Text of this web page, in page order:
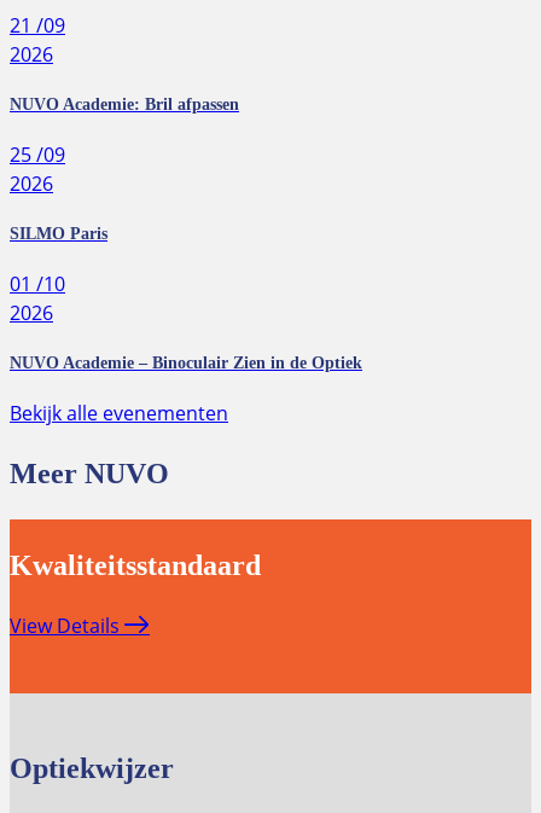
21 /09
2026
NUVO Academie: Bril afpassen
25/09
2026
SILMO Paris
01 /10
2026
NUVO Academie – Binoculair Zien in de Optiek
Bekijk alle evenementen
Meer NUVO
Kwaliteitsstandaard
View Details
Optiekwijzer